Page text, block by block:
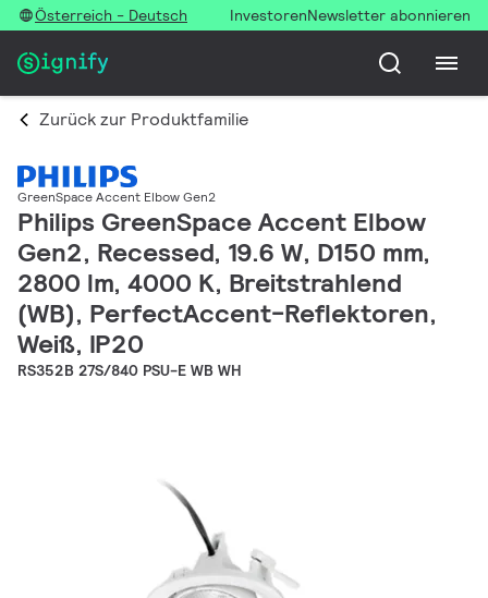
Österreich - Deutsch InvestorenNewsletter abonnieren
Zurück zur Produktfamilie
GreenSpace Accent Elbow Gen2
Philips GreenSpace Accent Elbow
Gen2, Recessed, 19.6 W, D150 mm,
2800 lm, 4000 K, Breitstrahlend
(WB), PerfectAccent-Reflektoren,
Weiß, IP20
RS352B 27S/840 PSU-E WB WH